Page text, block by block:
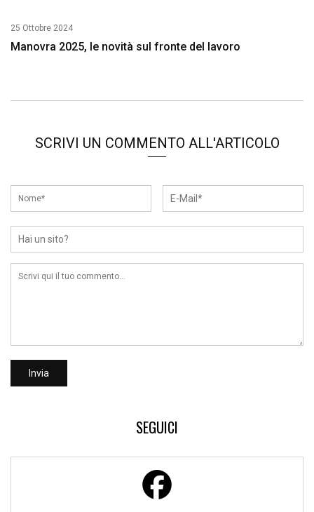
25 Ottobre 2024
Manovra 2025, le novità sul fronte del lavoro
SCRIVI UN COMMENTO ALL'ARTICOLO
SEGUICI